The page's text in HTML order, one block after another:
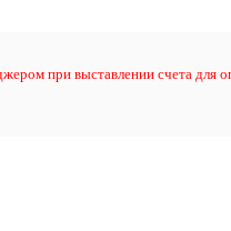
при выставлении счета для